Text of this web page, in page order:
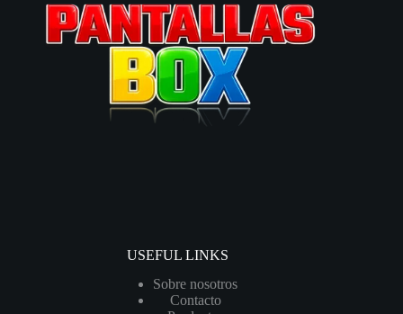
USEFUL LINKS
Sobre nosotros
Contacto